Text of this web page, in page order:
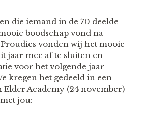
die iemand in de 70 deelde
boodschap vond na
vonden wij het mooie
jaar mee af te sluiten en
voor het volgende jaar
kregen het gedeeld in een
Academy (24 november)
jou: